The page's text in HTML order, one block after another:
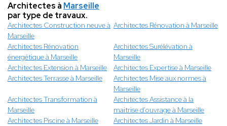
Architectes à Marseille
par type de travaux.
Architectes Construction neuve à
Marseille
Architectes Rénovation à Marseille
Architectes Rénovation
énergétique à Marseille
Architectes Surélévation à
Marseille
Architectes Extension à Marseille
Architectes Expertise à Marseille
Architectes Terrasse à Marseille
Architectes Mise aux normes à
Marseille
Architectes Transformation à
Marseille
Architectes Assistance à la
maitrise d'ouvrage à Marseille
Architectes Piscine à Marseille
Architectes Jardin à Marseille